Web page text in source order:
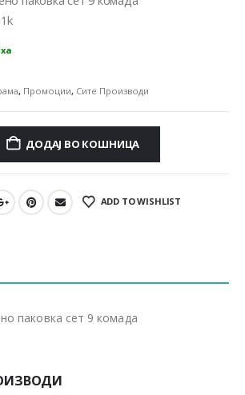
ден.
, Промоции, Сите Производи
ДОДАЈ ВО КОШНИЦА
ADD TO WISHLIST
паковка сет 9 комада